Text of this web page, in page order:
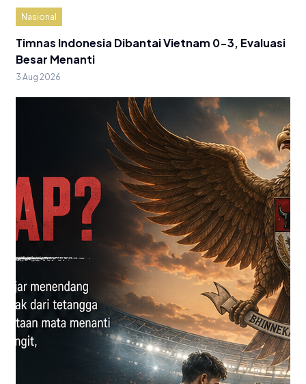
Nasional
Timnas Indonesia Dibantai Vietnam 0-3, Evaluasi
Besar Menanti
3 Aug 2026